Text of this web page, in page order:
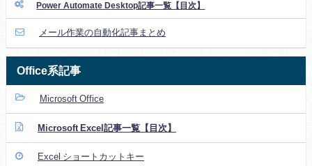
Power Automate Desktop記事一覧【目次】
メール作業の自動化記事まとめ
Office系記事
Microsoft Office
Microsoft Excel記事一覧【目次】
Excel ショートカットキー